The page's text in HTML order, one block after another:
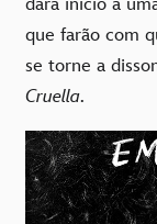
dará início a
que farão com
se torne a
Cruella.